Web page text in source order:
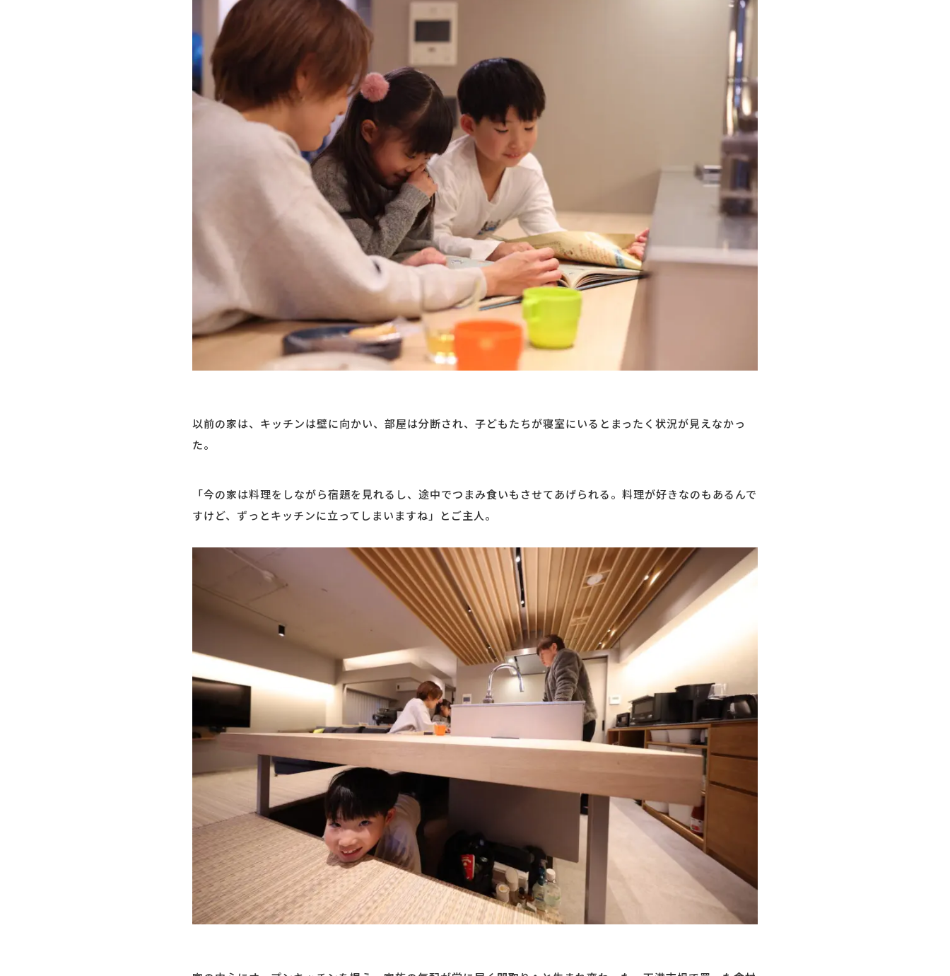
以前の家は、キッチンは壁に向かい、部屋は分断され、子どもたちが寝室にいるとまったく状況が見えなかっ
た。
「今の家は料理をしながら宿題を見れるし、途中でつまみ食いもさせてあげられる。料理が好きなのもあるんで
すけど、ずっとキッチンに立ってしまいますね」とご主人。